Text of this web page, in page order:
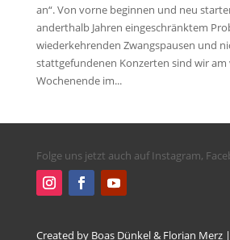
an“. Von vorne beginnen und neu
anderthalb Jahren eingeschränktem
wiederkehrenden Zwangspausen und
stattgefundenen Konzerten sind wir am
Wochenende im...
Folge uns jetzt auch auf Instagram,
Created by Boas Dünkel & Florian Merz